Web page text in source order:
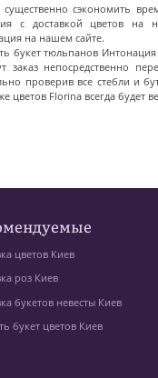
сэкономить
с доставкой цветов на
на нашем сайте.
букет тюльпанов
заказ непосредственно
проверив все стебли и
цветов Florina всегда будет
цветов Киев
роз Киев
букетов невесты Киев
букет цветов Киев